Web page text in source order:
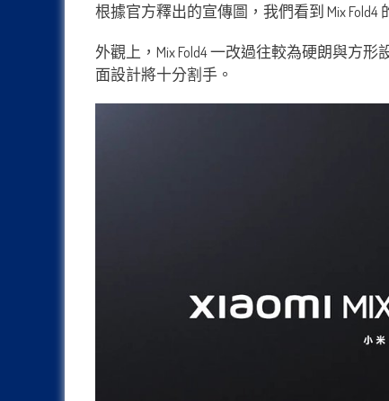
根據官方釋出的宣傳圖，我們看到 Mix
外觀上，Mix Fold4 一改過往較為硬朗與方
面設計將十分割手。